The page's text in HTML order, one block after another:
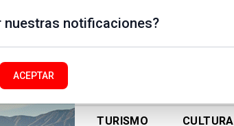
DEPORTES TURISMO CULTURA
nuestras notificaciones?
ACEPTAR